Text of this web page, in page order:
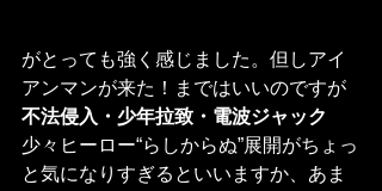
がとっても強く感じました。但しアイ
アンマンが来た！まではいいのですが
不法侵入・少年拉致・電波ジャック
少々ヒーロー“らしからぬ”展開がちょっ
と気になりすぎるといいますか、あま